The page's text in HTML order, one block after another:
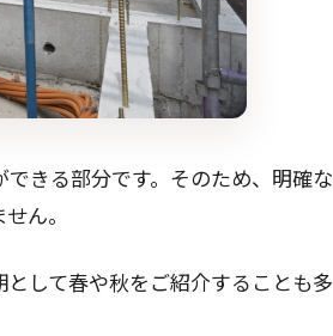
きる部分です。そのため、明確な
ん。
して春や秋をご紹介することも多